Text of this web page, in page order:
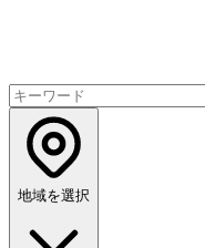
地域を選択